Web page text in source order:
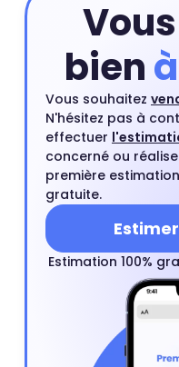
bien
Vous souhaitez
N'hésitez pas à
effectuer
concerné ou
première
gratuite.
Estimation 100%